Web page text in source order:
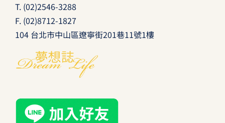
T. (02)2546-3288
F. (02)8712-1827
104 台北市中山區遼寧街201巷11號1樓